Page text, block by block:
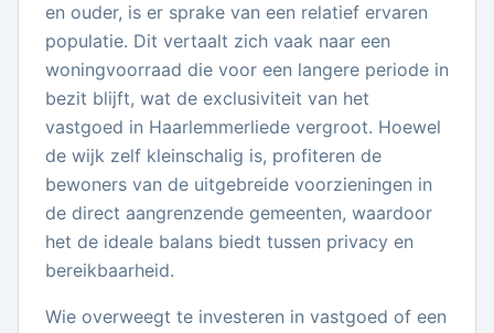
en ouder, is er sprake van een relatief ervaren
populatie. Dit vertaalt zich vaak naar een
woningvoorraad die voor een langere periode in
bezit blijft, wat de exclusiviteit van het
vastgoed in Haarlemmerliede vergroot. Hoewel
de wijk zelf kleinschalig is, profiteren de
bewoners van de uitgebreide voorzieningen in
de direct aangrenzende gemeenten, waardoor
het de ideale balans biedt tussen privacy en
bereikbaarheid.
Wie overweegt te investeren in vastgoed of een